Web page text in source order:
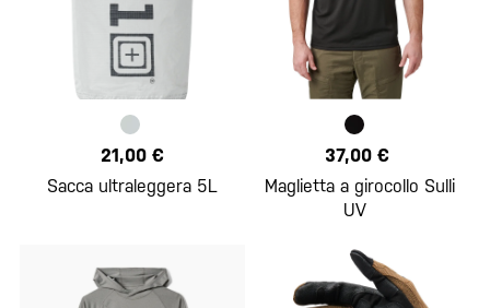
21,00 €
Sacca ultraleggera 5L
37,00 €
Maglietta a girocollo Sulli
UV